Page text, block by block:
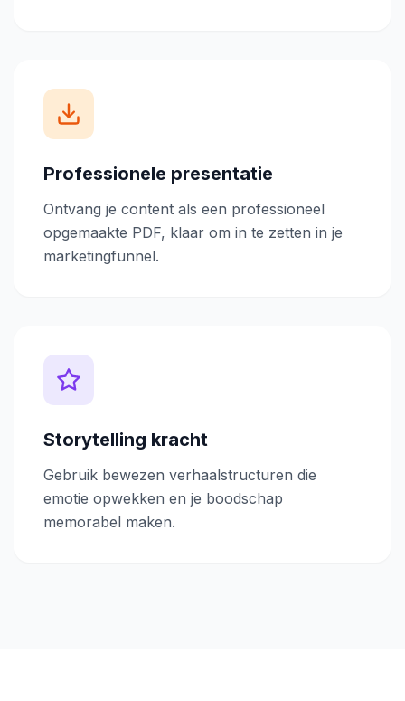
Professionele presentatie
Ontvang je content als een professioneel
opgemaakte PDF, klaar om in te zetten in je
marketingfunnel.
Storytelling kracht
Gebruik bewezen verhaalstructuren die
emotie opwekken en je boodschap
memorabel maken.